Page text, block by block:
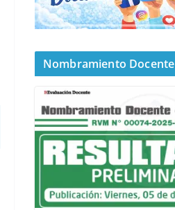
Nombramiento Docente